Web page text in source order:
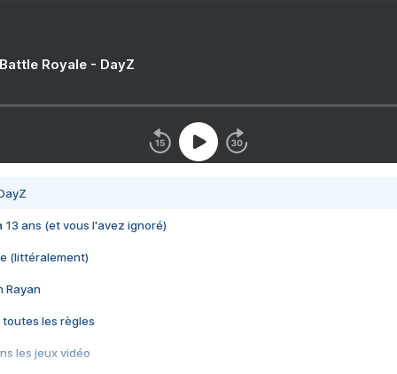
Royale - DayZ
13 ans (et vous l'avez ignoré)
(littéralement)
Rayan
toutes les règles
les jeux vidéo